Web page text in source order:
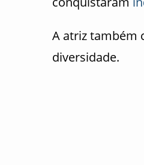
A atriz também
diversidade.